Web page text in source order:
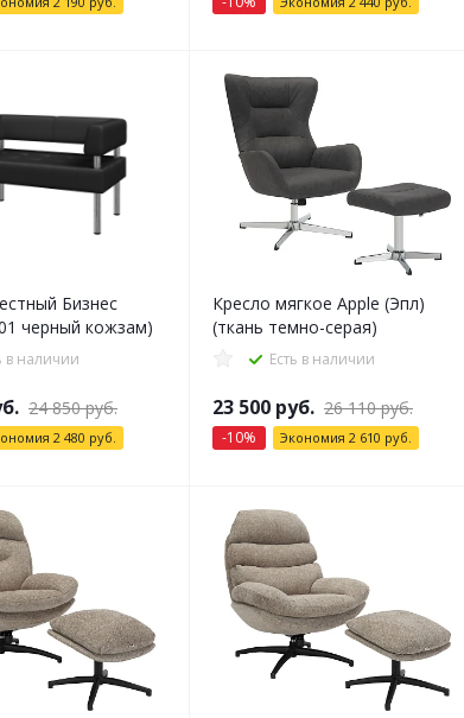
Бизнес
черный кожзам)
в наличии
24 850руб.
2 480 руб.
Кресло мягкое Apple (Эпл)
(ткань темно-серая)
Есть в наличии
23 500 руб. 26 110руб.
-10% Экономия 2 610 руб.